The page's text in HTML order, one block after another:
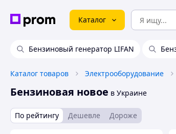
Каталог
Бензиновый генератор LIFAN
Каталог товаров Электрооборудование
Бензиновая новое в Украине
По рейтингу Дешевле Дороже